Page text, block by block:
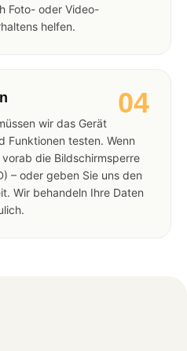
Foto- oder Video-
helfen.
04
wir das Gerät
Funktionen testen. Wenn
die Bildschirmsperre
– oder geben Sie uns den
Wir behandeln Ihre Daten